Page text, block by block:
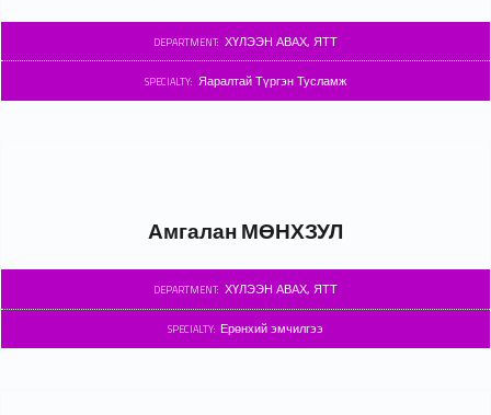
DEPARTMENT: ХҮЛЭЭН АВАХ, ЯТТ
SPECIALTY: Яаралтай Түргэн Тусламж
Амгалан МӨНХЗУЛ
DEPARTMENT: ХҮЛЭЭН АВАХ, ЯТТ
SPECIALTY: Ерөнхий эмчилгээ